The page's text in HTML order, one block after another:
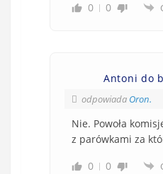
0
0
Antoni do
odpowiada Oron.
Nie. Powoła
z parówkami za
0
0